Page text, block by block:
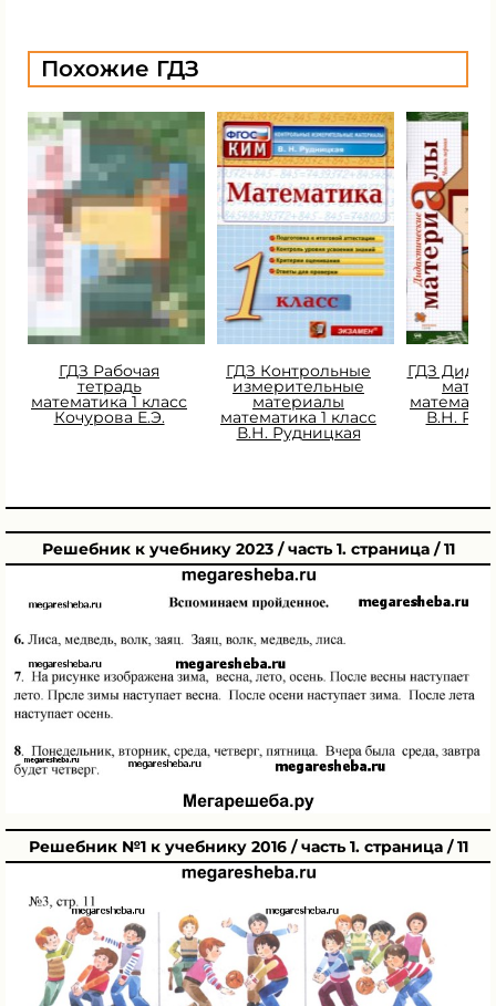
Похожие ГДЗ
ГДЗ Рабочая
тетрадь
математика 1 класс
Кочурова Е.Э.
ГДЗ Контрольные
измерительные
материалы
математика 1 класс
В.Н. Рудницкая
ГДЗ
В.Н.
Решебник к учебнику 2023 / часть 1. страница / 11
Решебник №1 к учебнику 2016 / часть 1. страница / 11